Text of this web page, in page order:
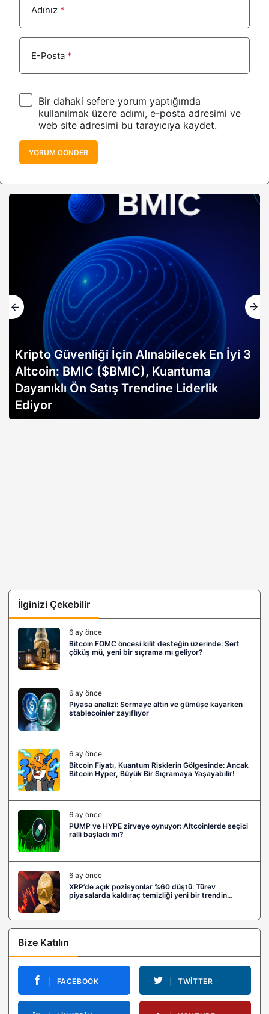
Adınız *
E-Posta *
Bir dahaki sefere yorum yaptığımda
kullanılmak üzere adımı, e-posta adresimi ve
web site adresimi bu tarayıcıya kaydet.
YORUM GÖNDER
Kripto Güvenliği İçin Alınabilecek En İyi 3
Altcoin: BMIC ($BMIC), Kuantuma
Dayanıklı Ön Satış Trendine Liderlik
Ediyor
İlginizi Çekebilir
6 ay önce
Bitcoin FOMC öncesi kilit desteğin üzerinde: Sert
çöküş mü, yeni bir sıçrama mı geliyor?
6 ay önce
Piyasa analizi: Sermaye altın ve gümüşe kayarken
stablecoinler zayıflıyor
6 ay önce
Bitcoin Fiyatı, Kuantum Risklerin Gölgesinde: Ancak
Bitcoin Hyper, Büyük Bir Sıçramaya Yaşayabilir!
6 ay önce
PUMP ve HYPE zirveye oynuyor: Altcoinlerde seçici
ralli başladı mı?
6 ay önce
XRP’de açık pozisyonlar %60 düştü: Türev
piyasalarda kaldıraç temizliği yeni bir trendin
Bize Katılın
FACEBOOK TWITTER